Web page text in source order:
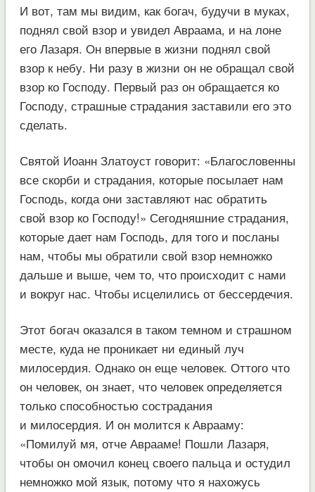
И вот, там мы видим, как богач, будучи в муках,
поднял свой взор и увидел Авраама, и на лоне
его Лазаря. Он впервые в жизни поднял свой
взор к небу. Ни разу в жизни он не обращал свой
взор ко Господу. Первый раз он обращается ко
Господу, страшные страдания заставили его это
сделать.
Святой Иоанн Златоуст говорит: «Благословенны
все скорби и страдания, которые посылает нам
Господь, когда они заставляют нас обратить
свой взор ко Господу!» Сегодняшние страдания,
которые дает нам Господь, для того и посланы
нам, чтобы мы обратили свой взор немножко
дальше и выше, чем то, что происходит с нами
и вокруг нас. Чтобы исцелились от бессердечия.
Этот богач оказался в таком темном и страшном
месте, куда не проникает ни единый луч
милосердия. Однако он еще человек. Оттого что
он человек, он знает, что человек определяется
только способностью сострадания
и милосердия. И он молится к Аврааму:
«Помилуй мя, отче Аврааме! Пошли Лазаря,
чтобы он омочил конец своего пальца и остудил
немножко мой язык, потому что я нахожусь